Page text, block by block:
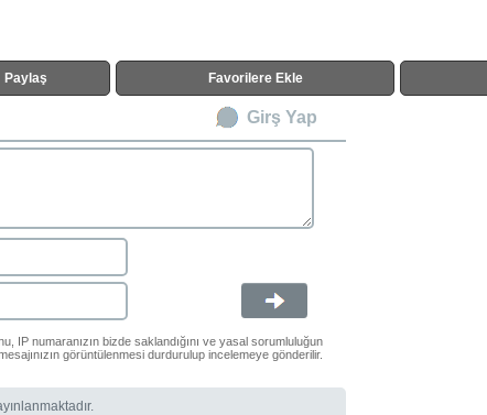
Paylaş Favorilere Ekle
Girş Yap
IP numaranızın bizde saklandığını ve yasal sorumluluğun
görüntülenmesi durdurulup incelemeye gönderilir.